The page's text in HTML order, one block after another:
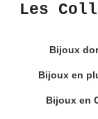
Les
Bijoux
Bijoux en
Bijoux en